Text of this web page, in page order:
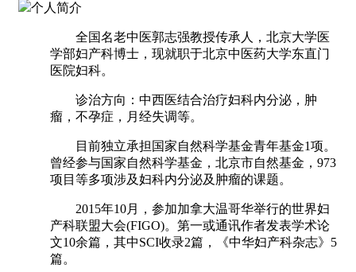
个人简介
全国名老中医郭志强教授传承人，北京大学医
学部妇产科博士，现就职于北京中医药大学东直门
医院妇科。
诊治方向：中西医结合治疗妇科内分泌，肿
瘤，不孕症，月经失调等。
目前独立承担国家自然科学基金青年基金1项。
曾经参与国家自然科学基金，北京市自然基金，973
项目等多项涉及妇科内分泌及肿瘤的课题。
2015年10月，参加加拿大温哥华举行的世界妇
产科联盟大会(FIGO)。第一或通讯作者发表学术论
文10余篇，其中SCI收录2篇，《中华妇产科杂志》5
篇。